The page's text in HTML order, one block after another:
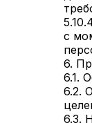
с
6.
6.1.
6.2.
6.3.